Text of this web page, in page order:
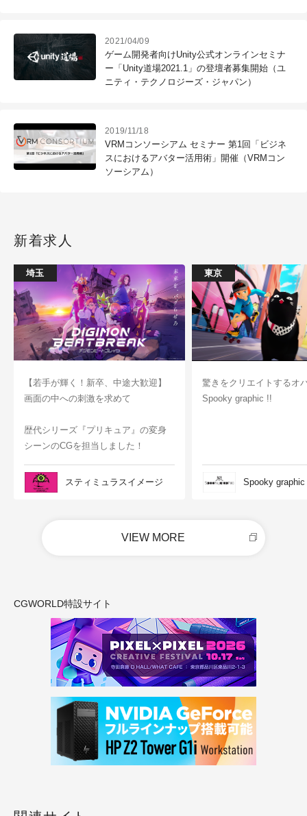
2021/04/09
ゲーム開発者向けUnity公式オンラインセミナ
ー「Unity道場2021.1」の登壇者募集開始（ユ
ニティ・テクノロジーズ・ジャパン）
2019/11/18
VRMコンソーシアム セミナー 第1回「ビジネ
スにおけるアバター活用術」開催（VRMコン
ソーシアム）
新着求人
埼玉
【若手が輝く！新卒、中途大歓迎】
画面の中への刺激を求めて
歴代シリーズ『プリキュア』の変身
シーンのCGを担当しました！
スティミュラスイメージ
東京
驚きをクリエイトするオ
Spooky graphic !!
Spooky graphic
VIEW MORE
CGWORLD特設サイト